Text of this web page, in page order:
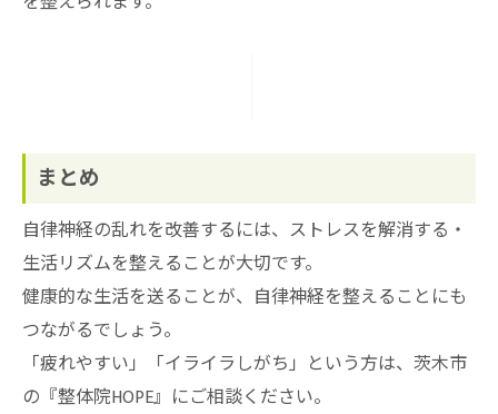
まとめ
自律神経の乱れを改善するには、ストレスを解消する・
生活リズムを整えることが大切です。
健康的な生活を送ることが、自律神経を整えることにも
つながるでしょう。
「疲れやすい」「イライラしがち」という方は、茨木市
の『整体院HOPE』にご相談ください。